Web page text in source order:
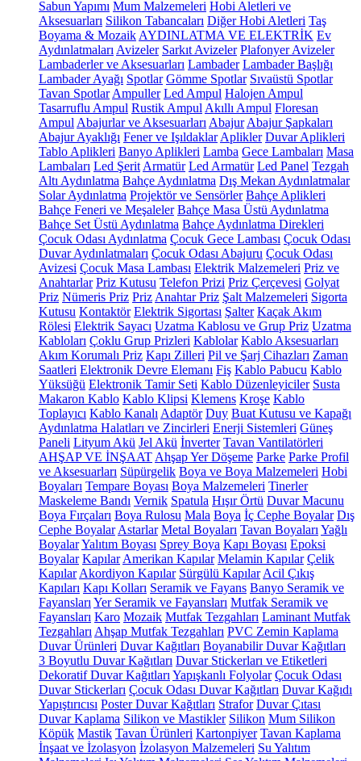
Sabun Yapımı Mum Malzemeleri Hobi Aletleri ve
Aksesuarları Silikon Tabancaları Diğer Hobi Aletleri Taş
Boyama & Mozaik AYDINLATMA VE ELEKTRİK Ev
Aydınlatmaları Avizeler Sarkıt Avizeler Plafonyer Avizeler
Lambaderler ve Aksesuarları Lambader Lambader Başlığı
Lambader Ayağı Spotlar Gömme Spotlar Sıvaüstü Spotlar
Tavan Spotlar Ampuller Led Ampul Halojen Ampul
Tasarruflu Ampul Rustik Ampul Akıllı Ampul Floresan
Ampul Abajurlar ve Aksesuarları Abajur Abajur Şapkaları
Abajur Ayaklığı Fener ve Işıldaklar Aplikler Duvar Aplikleri
Tablo Aplikleri Banyo Aplikleri Lamba Gece Lambaları Masa
Lambaları Led Şerit Armatür Led Armatür Led Panel Tezgah
Altı Aydınlatma Bahçe Aydınlatma Dış Mekan Aydınlatmalar
Solar Aydınlatma Projektör ve Sensörler Bahçe Aplikleri
Bahçe Feneri ve Meşaleler Bahçe Masa Üstü Aydınlatma
Bahçe Set Üstü Aydınlatma Bahçe Aydınlatma Direkleri
Çocuk Odası Aydınlatma Çocuk Gece Lambası Çocuk Odası
Duvar Aydınlatmaları Çocuk Odası Abajuru Çocuk Odası
Avizesi Çocuk Masa Lambası Elektrik Malzemeleri Priz ve
Anahtarlar Priz Kutusu Telefon Prizi Priz Çerçevesi Golyat
Priz Nümeris Priz Priz Anahtar Priz Şalt Malzemeleri Sigorta
Kutusu Kontaktör Elektrik Sigortası Şalter Kaçak Akım
Rölesi Elektrik Sayacı Uzatma Kablosu ve Grup Priz Uzatma
Kabloları Çoklu Grup Prizleri Kablolar Kablo Aksesuarları
Akım Korumalı Priz Kapı Zilleri Pil ve Şarj Cihazları Zaman
Saatleri Elektronik Devre Elemanı Fiş Kablo Pabucu Kablo
Yüksüğü Elektronik Tamir Seti Kablo Düzenleyiciler Susta
Makaron Kablo Kablo Klipsi Klemens Kroşe Kablo
Toplayıcı Kablo Kanalı Adaptör Duy Buat Kutusu ve Kapağı
Aydınlatma Halatları ve Zincirleri Enerji Sistemleri Güneş
Paneli Lityum Akü Jel Akü İnverter Tavan Vantilatörleri
AHŞAP VE İNŞAAT Ahşap Yer Döşeme Parke Parke Profil
ve Aksesuarları Süpürgelik Boya ve Boya Malzemeleri Hobi
Boyaları Tempare Boyası Boya Malzemeleri Tinerler
Maskeleme Bandı Vernik Spatula Hışır Örtü Duvar Macunu
Boya Fırçaları Boya Rulosu Mala Boya İç Cephe Boyalar Dış
Cephe Boyalar Astarlar Metal Boyaları Tavan Boyaları Yağlı
BoyalarYalıtım Boyası Sprey Boya Kapı Boyası Epoksi
Boyalar Kapılar Amerikan Kapılar Melamin Kapılar Çelik
Kapılar Akordiyon Kapılar Sürgülü Kapılar Acil Çıkış
Kapıları Kapı Kolları Seramik ve Fayans Banyo Seramik ve
Fayansları Yer Seramik ve Fayansları Mutfak Seramik ve
Fayansları Karo Mozaik Mutfak Tezgahları Laminant Mutfak
Tezgahları Ahşap Mutfak Tezgahları PVC Zemin Kaplama
Duvar Ürünleri Duvar Kağıtları Boyanabilir Duvar Kağıtları
3 Boyutlu Duvar Kağıtları Duvar Stickerları ve Etiketleri
Dekoratif Duvar Kağıtları Yapışkanlı Folyolar Çocuk Odası
Duvar Stickerları Çocuk Odası Duvar Kağıtları Duvar Kağıdı
Yapıştırıcısı Poster Duvar Kağıtları Strafor Duvar Çıtası
Duvar Kaplama Silikon ve Mastikler Silikon Mum Silikon
Köpük Mastik Tavan Ürünleri Kartonpiyer Tavan Kaplama
İnşaat ve İzolasyon İzolasyon Malzemeleri Su Yalıtım